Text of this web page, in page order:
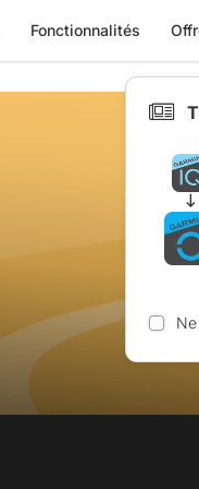
Fonctionnalités